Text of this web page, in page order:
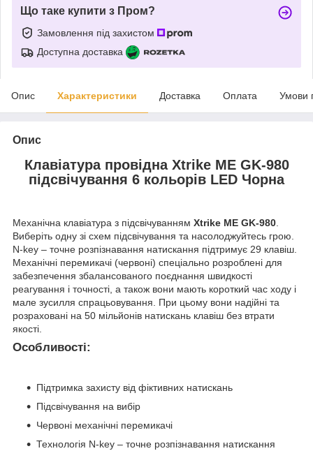
Що таке купити з Пром?
Замовлення під захистом
Доступна доставка
Опис Характеристики Доставка Оплата Умови
Опис
Клавіатура провідна Xtrike ME GK-980
підсвічування 6 кольорів LED Чорна
Механічна клавіатура з підсвічуванням Xtrike ME GK-980.
Виберіть одну зі схем підсвічування та насолоджуйтесь грою.
N-key – точне розпізнавання натискання підтримує 29 клавіш.
Механічні перемикачі (червоні) спеціально розроблені для
забезпечення збалансованого поєднання швидкості
реагування і точності, а також вони мають короткий час ходу і
мале зусилля спрацьовування. При цьому вони надійні та
розраховані на 50 мільйонів натискань клавіш без втрати
якості.
Особливості:
Підтримка захисту від фіктивних натискань
Підсвічування на вибір
Червоні механічні перемикачі
Технологія N-key – точне розпізнавання натискання